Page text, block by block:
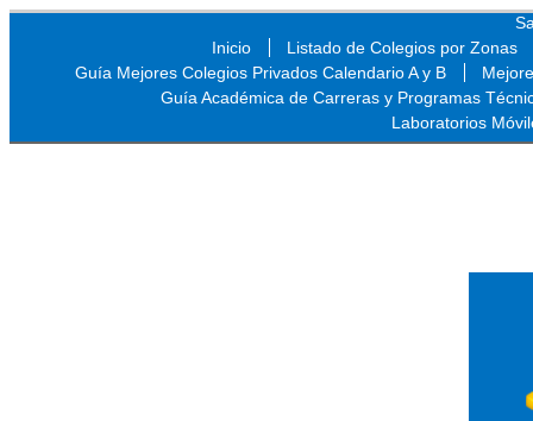
Inicio
Listado de Colegios por Zonas
Guía Mejores Colegios Privados Calendario A y B
Guía Académica de Carreras y Programas
Laboratorios